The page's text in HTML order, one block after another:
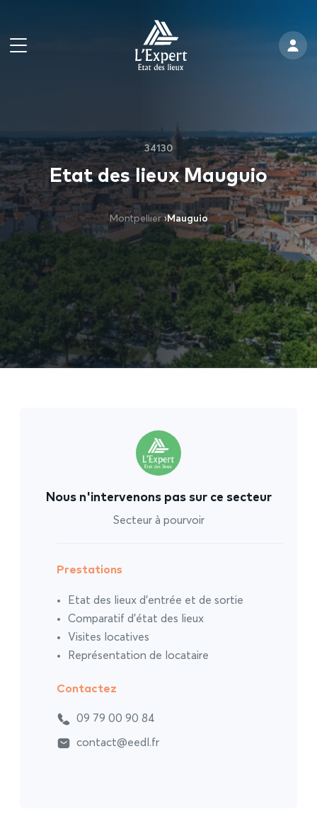
34130
Etat des lieux Mauguio
Montpellier ›Mauguio
Nous n'intervenons pas sur ce secteur
Secteur à pourvoir
Prestations
Etat des lieux d’entrée et de sortie
Comparatif d’état des lieux
Visites locatives
Représentation de locataire
Contactez
09 79 00 90 84
contact@eedl.fr